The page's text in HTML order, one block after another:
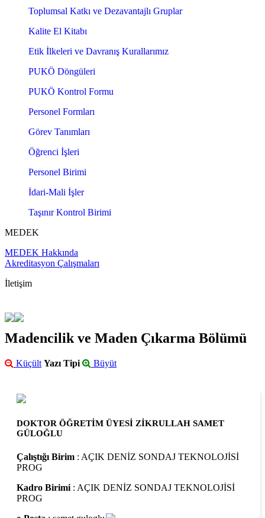
Toplumsal Katkı ve Dezavantajlı Gruplar
Kalite El Kitabı
Etik İlkeleri ve Davranış Kurallarımız
PUKÖ Döngüleri
PUKÖ Kontrol Formu
Personel Formları
Görev Tanımları
Öğrenci İşleri
Personel Birimi
İdari-Mali İşler
Taşınır Kontrol Birimi
MEDEK
MEDEK Hakkında
Akreditasyon Çalışmaları
İletişim
Madencilik ve Maden Çıkarma Bölümü
Küçült Yazı Tipi Büyüt
DOKTOR ÖĞRETİM ÜYESİ ZİKRULLAH SAMET
GÜLOĞLU
Çalıştığı Birim : AÇIK DENİZ SONDAJ TEKNOLOJİSİ
PROG
Kadro Birimi: AÇIK DENİZ SONDAJ TEKNOLOJİSİ
PROG